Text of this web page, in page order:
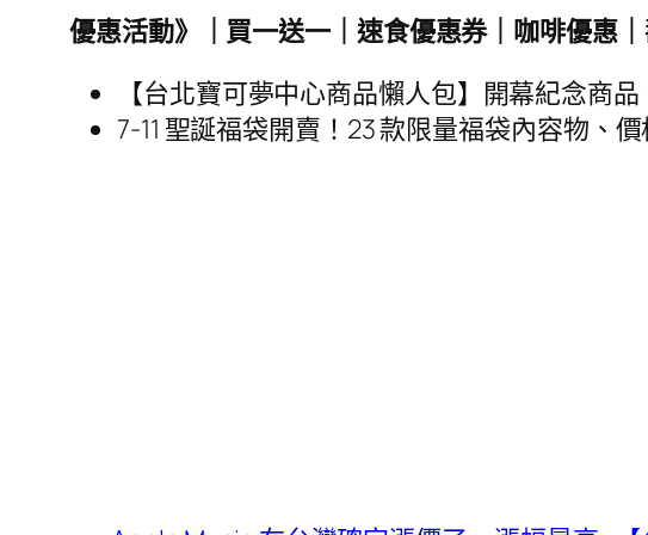
優惠活動》｜買一送一｜速食優惠券｜咖啡優惠
【台北寶可夢中心商品懶人包】開幕紀念商
7-11 聖誕福袋開賣！23 款限量福袋內容物、